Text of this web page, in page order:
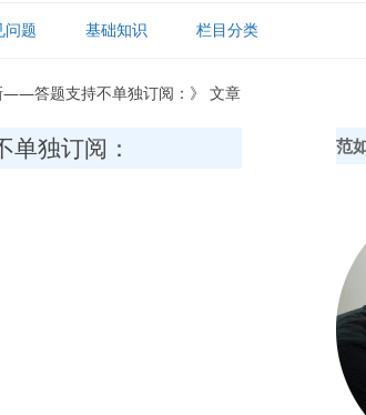
至
正
问题 基础知识 栏目分类
——答题支持不单独订阅：》 文章
独订阅： 范